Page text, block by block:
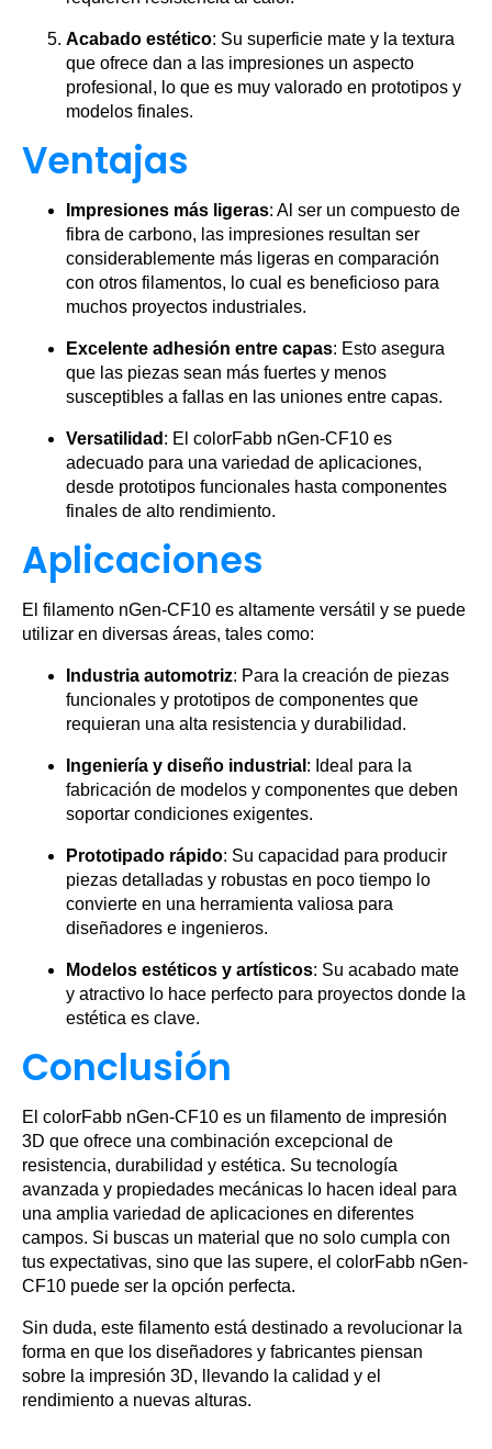
Acabado estético: Su superficie mate y la textura
que ofrece dan a las impresiones un aspecto
profesional, lo que es muy valorado en prototipos y
modelos finales.
Ventajas
Impresiones más ligeras: Al ser un compuesto de
fibra de carbono, las impresiones resultan ser
considerablemente más ligeras en comparación
con otros filamentos, lo cual es beneficioso para
muchos proyectos industriales.
Excelente adhesión entre capas: Esto asegura
que las piezas sean más fuertes y menos
susceptibles a fallas en las uniones entre capas.
Versatilidad : El colorFabb nGen-CF10 es
adecuado para una variedad de aplicaciones,
desde prototipos funcionales hasta componentes
finales de alto rendimiento.
Aplicaciones
El filamento nGen-CF10 es altamente versátil y se puede
utilizar en diversas áreas, tales como:
Industria automotriz: Para la creación de piezas
funcionales y prototipos de componentes que
requieran una alta resistencia y durabilidad.
Ingeniería y diseño industrial : Ideal para la
fabricación de modelos y componentes que deben
soportar condiciones exigentes.
Prototipado rápido: Su capacidad para producir
piezas detalladas y robustas en poco tiempo lo
convierte en una herramienta valiosa para
diseñadores e ingenieros.
Modelos estéticos y artísticos: Su acabado mate
y atractivo lo hace perfecto para proyectos donde la
estética es clave.
Conclusión
El colorFabb nGen-CF10 es un filamento de impresión
3D que ofrece una combinación excepcional de
resistencia, durabilidad y estética. Su tecnología
avanzada y propiedades mecánicas lo hacen ideal para
una amplia variedad de aplicaciones en diferentes
campos. Si buscas un material que no solo cumpla con
tus expectativas, sino que las supere, el colorFabb nGen-
CF10 puede ser la opción perfecta.
Sin duda, este filamento está destinado a revolucionar la
forma en que los diseñadores y fabricantes piensan
sobre la impresión 3D, llevando la calidad y el
rendimiento a nuevas alturas.